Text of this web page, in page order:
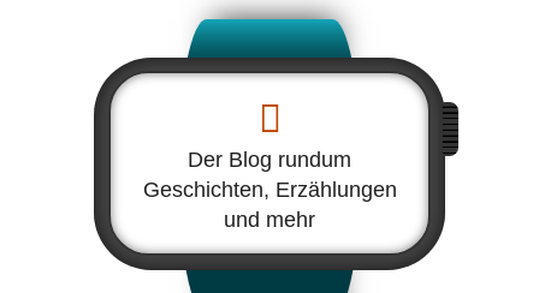
Der Blog rundum
Geschichten, Erzählungen
und mehr